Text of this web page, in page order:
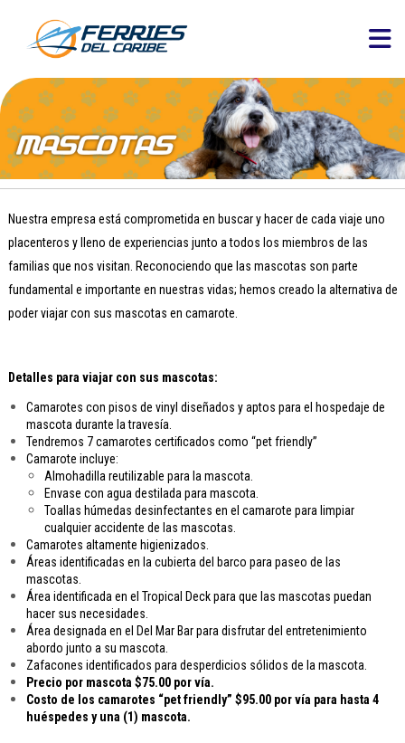
Nuestra empresa está comprometida en buscar y hacer de cada viaje uno
placenteros y lleno de experiencias junto a todos los miembros de las
familias que nos visitan. Reconociendo que las mascotas son parte
fundamental e importante en nuestras vidas; hemos creado la alternativa de
poder viajar con sus mascotas en camarote.
Detalles para viajar con sus mascotas:
Camarotes con pisos de vinyl diseñados y aptos para el hospedaje de
mascota durante la travesía.
Tendremos 7 camarotes certificados como “pet friendly”
Camarote incluye:
Almohadilla reutilizable para la mascota.
Envase con agua destilada para mascota.
Toallas húmedas desinfectantes en el camarote para limpiar
cualquier accidente de las mascotas.
Camarotes altamente higienizados.
Áreas identificadas en la cubierta del barco para paseo de las
mascotas.
Área identificada en el Tropical Deck para que las mascotas puedan
hacer sus necesidades.
Área designada en el Del Mar Bar para disfrutar del entretenimiento
abordo junto a su mascota.
Zafacones identificados para desperdicios sólidos de la mascota.
Precio por mascota $75.00 por vía.
Costo de los camarotes “pet friendly” $95.00 por vía para hasta 4
huéspedes y una (1) mascota.